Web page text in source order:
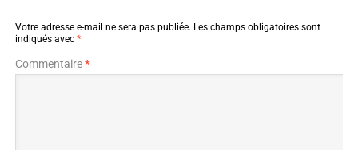
Votre adresse e-mail ne sera pas publiée. Les champs obligatoires sont
indiqués avec *
Commentaire*